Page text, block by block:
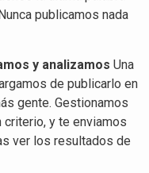
publicamos nada
y analizamos Una
de publicarlo en
gente. Gestionamos
y te enviamos
ver los resultados de